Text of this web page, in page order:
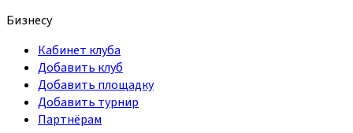
Бизнесу
Кабинет клуба
Добавить клуб
Добавить площадку
Добавить турнир
Партнёрам